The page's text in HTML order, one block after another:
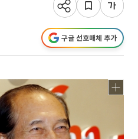
구글 선호매체 추가